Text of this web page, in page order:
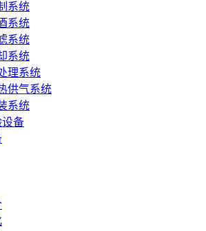
系统
系统
系统
系统
理系统
供气系统
系统
备